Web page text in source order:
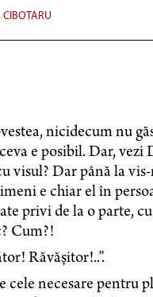
nicidecum nu
e posibil. Dar, vezi
visul? Dar până la
e chiar el în
privi de la o parte,
Cum?!
Răvășitor!..”.
cele necesare pentru